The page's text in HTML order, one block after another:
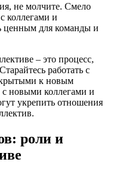
не молчите. Смело
коллегами и
ценным для команды и
– это процесс,
работать с
к новым
новыми коллегами и
укрепить отношения
роли и